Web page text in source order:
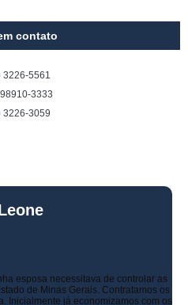
contato
3226-5561
3333
3226-3059
esposa necessitava de controlar as
de Minas Gerais. Contratamos os
Inicialmente já economizamos com os